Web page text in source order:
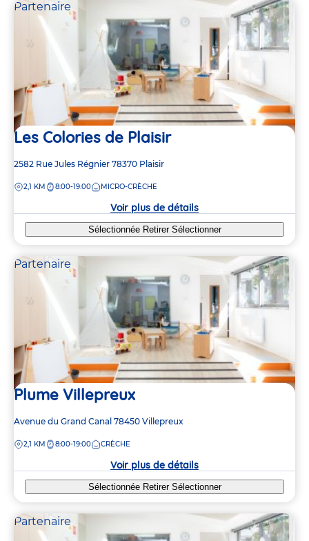
Partenaire
Les Colories de Plaisir
Adresse
la
2582 Rue Jules Régnier 78370 Plaisir
DISTANCE
2,1 KM 8:00-19:00 MICRO-CRÈCHE
Voir plus de détails
Sélectionnée Retirer Sélectionner
Partenaire
Plume Villepreux
Adresse
la
Avenue du Grand Canal 78450 Villepreux
DISTANCE
2,1 KM 8:00-19:00 CRÈCHE
Voir plus de détails
Sélectionnée Retirer Sélectionner
Partenaire